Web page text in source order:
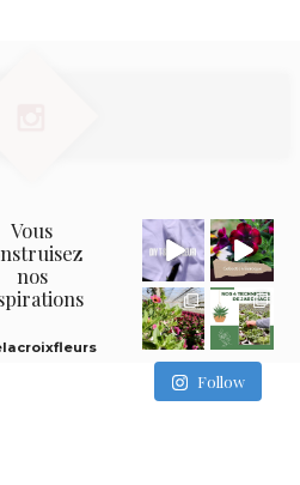
Vous
nos
Follow